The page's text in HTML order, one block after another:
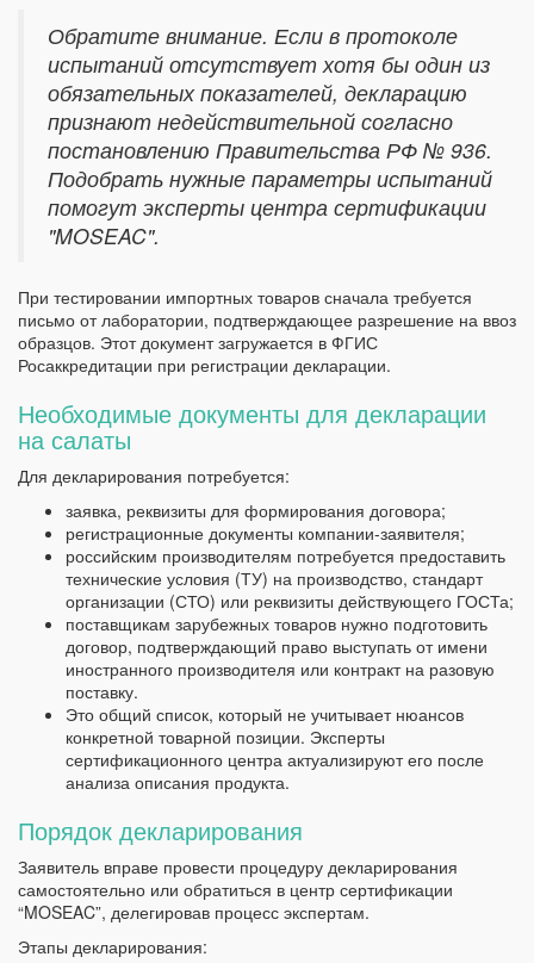
Обратите внимание. Если в протоколе
испытаний отсутствует хотя бы один из
обязательных показателей, декларацию
признают недействительной согласно
постановлению Правительства РФ № 936.
Подобрать нужные параметры испытаний
помогут эксперты центра сертификации
"MOSEAC".
При тестировании импортных товаров сначала требуется
письмо от лаборатории, подтверждающее разрешение на ввоз
образцов. Этот документ загружается в ФГИС
Росаккредитации при регистрации декларации.
Необходимые документы для декларации
на салаты
Для декларирования потребуется:
заявка, реквизиты для формирования договора;
регистрационные документы компании-заявителя;
российским производителям потребуется предоставить
технические условия (ТУ) на производство, стандарт
организации (СТО) или реквизиты действующего ГОСТа;
поставщикам зарубежных товаров нужно подготовить
договор, подтверждающий право выступать от имени
иностранного производителя или контракт на разовую
поставку.
Это общий список, который не учитывает нюансов
конкретной товарной позиции. Эксперты
сертификационного центра актуализируют его после
анализа описания продукта.
Порядок декларирования
Заявитель вправе провести процедуру декларирования
самостоятельно или обратиться в центр сертификации
“MOSEAC”, делегировав процесс экспертам.
Этапы декларирования: